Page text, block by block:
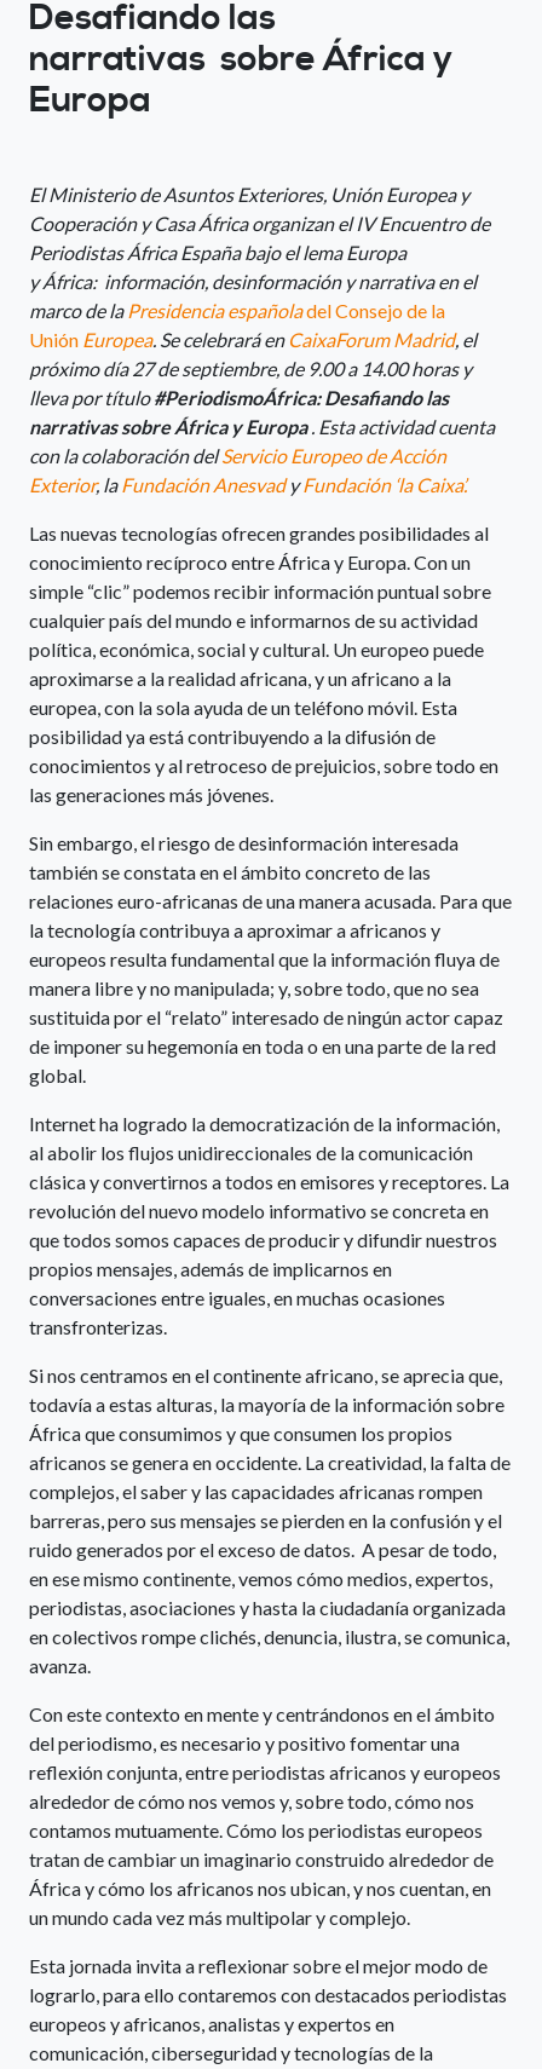
Desafiando las
narrativas sobre África y
Europa
El Ministerio de Asuntos Exteriores, Unión Europea y
Cooperación y Casa África organizan el IV Encuentro de
Periodistas África España bajo el lema Europa
y África: información, desinformación y narrativa en el
marco de la Presidencia españoladel Consejo de la
Unión Europea. Se celebrará en CaixaForum Madrid, el
próximo día 27 de septiembre, de 9.00 a 14.00 horas y
lleva por título#PeriodismoÁfrica: Desafiando las
narrativas sobre África y Europa. Esta actividad cuenta
con la colaboración delServicio Europeo de Acción
Exterior, laFundación AnesvadyFundación ‘la Caixa’.
Las nuevas tecnologías ofrecen grandes posibilidades al
conocimiento recíproco entre África y Europa. Con un
simple “clic” podemos recibir información puntual sobre
cualquier país del mundo e informarnos de su actividad
política, económica, social y cultural. Un europeo puede
aproximarse a la realidad africana, y un africano a la
europea, con la sola ayuda de un teléfono móvil. Esta
posibilidad ya está contribuyendo a la difusión de
conocimientos y al retroceso de prejuicios, sobre todo en
las generaciones más jóvenes.
Sin embargo, el riesgo de desinformación interesada
también se constata en el ámbito concreto de las
relaciones euro-africanas de una manera acusada. Para que
la tecnología contribuya a aproximar a africanos y
europeos resulta fundamental que la información fluya de
manera libre y no manipulada; y, sobre todo, que no sea
sustituida por el “relato” interesado de ningún actor capaz
de imponer su hegemonía en toda o en una parte de la red
global.
Internet ha logrado la democratización de la información,
al abolir los flujos unidireccionales de la comunicación
clásica y convertirnos a todos en emisores y receptores. La
revolución del nuevo modelo informativo se concreta en
que todos somos capaces de producir y difundir nuestros
propios mensajes, además de implicarnos en
conversaciones entre iguales, en muchas ocasiones
transfronterizas.
Si nos centramos en el continente africano, se aprecia que,
todavía a estas alturas, la mayoría de la información sobre
África que consumimos y que consumen los propios
africanos se genera en occidente. La creatividad, la falta de
complejos, el saber y las capacidades africanas rompen
barreras, pero sus mensajes se pierden en la confusión y el
ruido generados por el exceso de datos. A pesar de todo,
en ese mismo continente, vemos cómo medios, expertos,
periodistas, asociaciones y hasta la ciudadanía organizada
en colectivos rompe clichés, denuncia, ilustra, se comunica,
avanza.
Con este contexto en mente y centrándonos en el ámbito
del periodismo, es necesario y positivo fomentar una
reflexión conjunta, entre periodistas africanos y europeos
alrededor de cómo nos vemos y, sobre todo, cómo nos
contamos mutuamente. Cómo los periodistas europeos
tratan de cambiar un imaginario construido alrededor de
África y cómo los africanos nos ubican, y nos cuentan, en
un mundo cada vez más multipolar y complejo.
Esta jornada invita a reflexionar sobre el mejor modo de
lograrlo, para ello contaremos con destacados periodistas
europeos y africanos, analistas y expertos en
comunicación, ciberseguridad y tecnologías de la